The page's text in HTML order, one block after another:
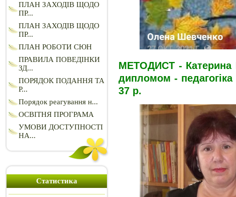
ПЛАН ЗАХОДІВ ЩОДО
ПР...
ПЛАН ЗАХОДІВ ЩОДО
ПР...
ПЛАН РОБОТИ СЮН
ПРАВИЛА ПОВЕДІНКИ
ЗД...
ПОРЯДОК ПОДАННЯ ТА
Р...
Порядок реагування н...
ОСВІТНЯ ПРОГРАМА
УМОВИ ДОСТУПНОСТІ
НА...
Статистика
МЕТОДИСТ - Катерина
дипломом -
37 р.